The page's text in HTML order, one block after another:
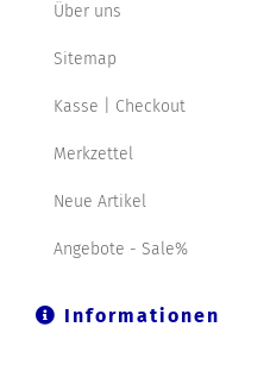
Über uns
Sitemap
Kasse | Checkout
Merkzettel
Neue Artikel
Angebote - Sale%
Informationen